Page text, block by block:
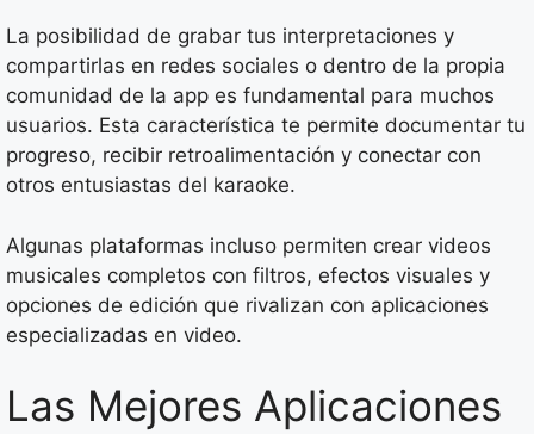
La posibilidad de grabar tus interpretaciones y
compartirlas en redes sociales o dentro de la propia
comunidad de la app es fundamental para muchos
usuarios. Esta característica te permite documentar tu
progreso, recibir retroalimentación y conectar con
otros entusiastas del karaoke.
Algunas plataformas incluso permiten crear videos
musicales completos con filtros, efectos visuales y
opciones de edición que rivalizan con aplicaciones
especializadas en video.
Las Mejores Aplicaciones